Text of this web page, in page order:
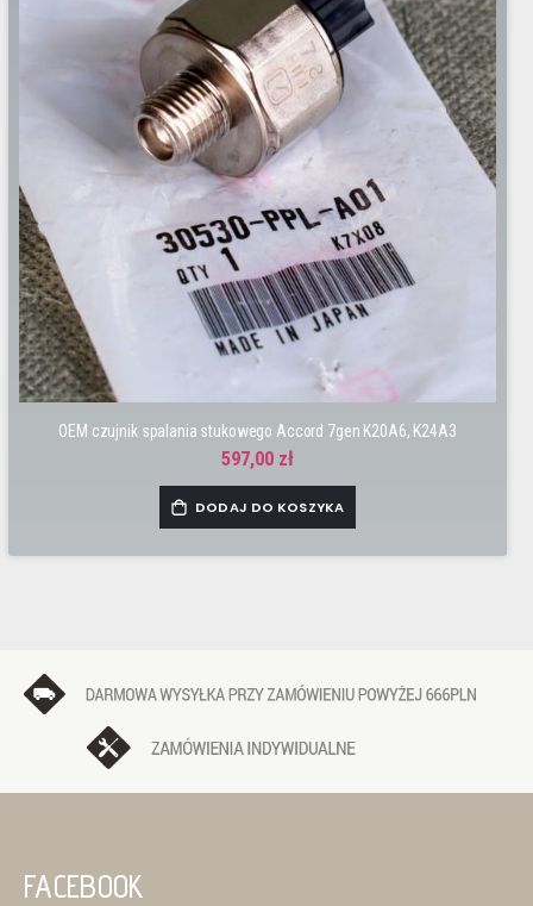
OEM czujnik spalania stukowego Accord 7gen K20A6, K24A3
597,00 zł
DODAJ DO KOSZYKA
FACEBOOK